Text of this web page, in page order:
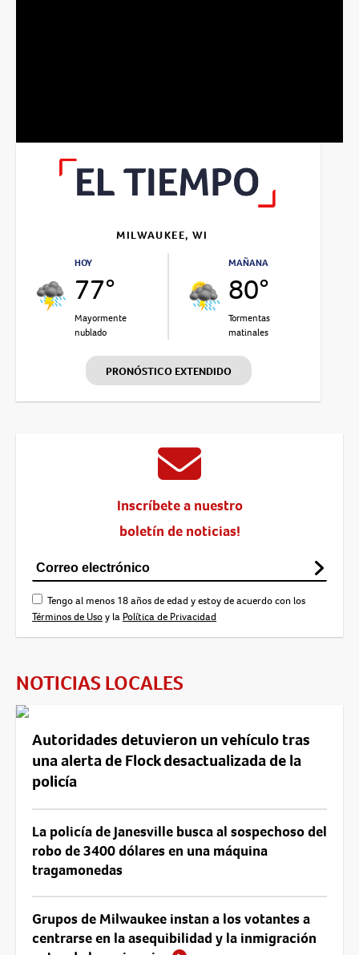
MILWAUKEE, WI
HOY
77°
Mayormente
nublado
MAÑANA
80°
Tormentas
matinales
PRONÓSTICO EXTENDIDO
Inscríbete a nuestro
boletín de noticias!
Tengo al menos 18 años de edad y estoy de acuerdo con los
Términos de Usoy la Política de Privacidad
NOTICIAS LOCALES
Autoridades detuvieron un vehículo tras
una alerta de Flock desactualizada de la
policía
La policía de Janesville busca al sospechoso del
robo de 3400 dólares en una máquina
tragamonedas
Grupos de Milwaukee instan a los votantes a
centrarse en la asequibilidad y la inmigración